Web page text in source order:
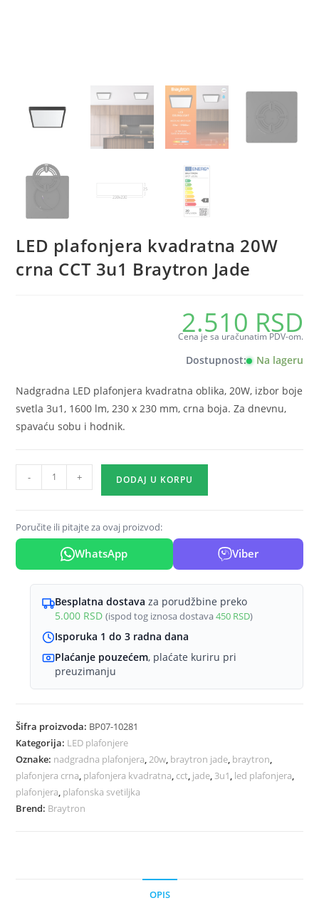
LED plafonjera kvadratna 20W
crna CCT 3u1 Braytron Jade
2.510 RSD
Cena je sa uračunatim PDV-om.
Dostupnost: Na lageru
Nadgradna LED plafonjera kvadratna oblika, 20W, izbor boje
svetla 3u1, 1600 lm, 230 x 230 mm, crna boja. Za dnevnu,
spavaću sobu i hodnik.
plafonjera
20W
crna
Braytron
količina
- + DODAJ U KORPU
Poručite ili pitajte za ovaj proizvod:
WhatsApp Viber
Besplatna dostava za porudžbine preko
5.000 RSD (ispod tog iznosa dostava450 RSD)
Isporuka 1 do 3 radna dana
Plaćanje pouzećem, plaćate kuriru pri
preuzimanju
Šifra proizvoda: BP07-10281
Kategorija: LED plafonjere
Oznake: nadgradna plafonjera 20w braytron jade braytron
plafonjera crna plafonjera kvadratna cct jade 3u1 led plafonjera
plafonjera plafonska svetiljka
Brend: Braytron
OPIS